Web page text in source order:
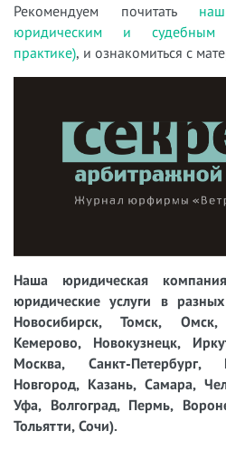
Рекомендуем почитать
юридическим и судебным
практике), и ознакомиться с
Наша юридическая
юридические услуги в
Новосибирск, Томск, Омск,
Кемерово, Новокузнецк,
Москва, Санкт-Петербург,
Новгород, Казань, Самара,
Уфа, Волгоград, Пермь,
Тольятти, Сочи).